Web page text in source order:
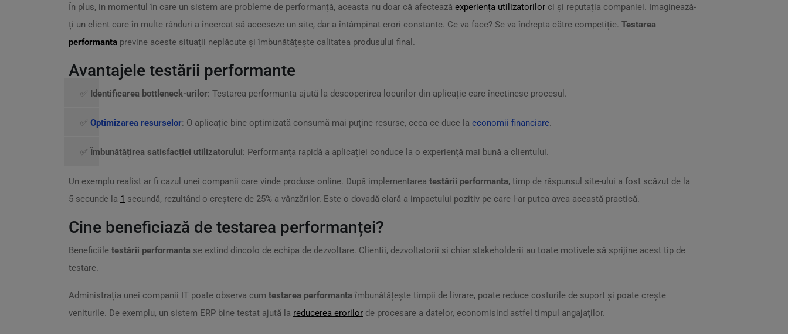
În plus, in momentul în care un sistem are probleme de performanță, aceasta nu doar că afectează experiența utilizatorilor ci și reputația companiei. Imaginează-
ți un client care în multe rânduri a încercat să acceseze un site, dar a întâmpinat erori constante. Ce va face? Se va îndrepta către competiție. Testarea
performanta previne aceste situații neplăcute și îmbunătățește calitatea produsului final.
Avantajele testării performante
✅ Identificarea bottleneck-urilor: Testarea performanta ajută la descoperirea locurilor din aplicație care încetinesc procesul.
✅ Optimizarea resurselor: O aplicație bine optimizată consumă mai puține resurse, ceea ce duce la economii financiare.
✅ Îmbunătățirea satisfacției utilizatorului: Performanța rapidă a aplicației conduce la o experiență mai bună a clientului.
Un exemplu realist ar fi cazul unei companii care vinde produse online. După implementarea testării performanta, timp de răspunsul site-ului a fost scăzut de la
5 secunde la 1 secundă, rezultând o creștere de 25% a vânzărilor. Este o dovadă clară a impactului pozitiv pe care l-ar putea avea această practică.
Cine beneficiază de testarea performanței?
Beneficiile testării performanta se extind dincolo de echipa de dezvoltare. Clientii, dezvoltatorii si chiar stakeholderii au toate motivele să sprijine acest tip de
testare.
Administrația unei companii IT poate observa cum testarea performanta îmbunătățește timpii de livrare, poate reduce costurile de suport și poate crește
veniturile. De exemplu, un sistem ERP bine testat ajută la reducerea erorilor de procesare a datelor, economisind astfel timpul angajaților.